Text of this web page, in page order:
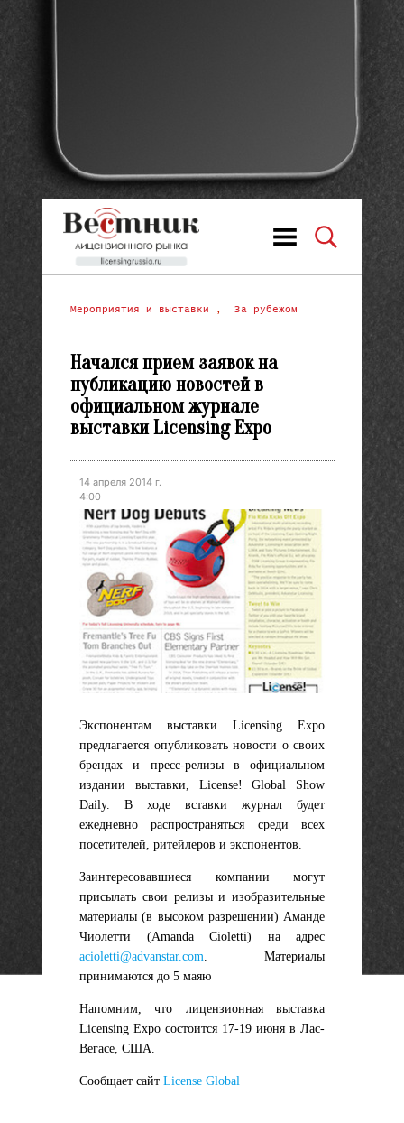
Мероприятия и выставки , За рубежом
Начался прием заявок на
публикацию новостей в
официальном журнале
выставки Licensing Expo
14 апреля 2014 г.
4:00
Экспонентам выставки Licensing Expo
предлагается опубликовать новости о своих
брендах и пресс-релизы в официальном
издании выставки, License! Global Show
Daily. В ходе вставки журнал будет
ежедневно распространяться среди всех
посетителей, ритейлеров и экспонентов.
Заинтересовавшиеся компании могут
присылать свои релизы и изобразительные
материалы (в высоком разрешении) Аманде
Чиолетти (Amanda Cioletti) на адрес
acioletti@advanstar.com . Материалы
принимаются до 5 маяю
Напомним, что лицензионная выставка
Licensing Expo состоится 17-19 июня в Лас-
Вегасе, США.
Сообщает сайт License Global